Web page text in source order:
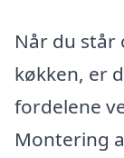
Når du
køkken, er
fordelene
Montering